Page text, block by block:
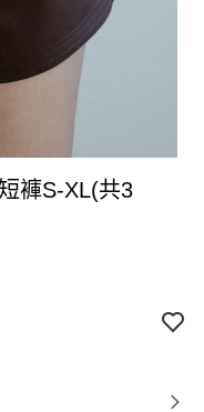
褲S-XL(共3